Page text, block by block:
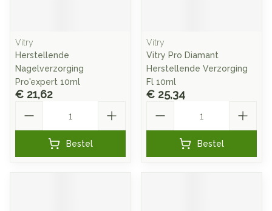
Vitry
Herstellende
Nagelverzorging
Pro'expert 10ml
€ 21,62
Bestel
Vitry
Vitry Pro Diamant
Herstellende Verzorging
Fl 10ml
€ 25,34
Bestel